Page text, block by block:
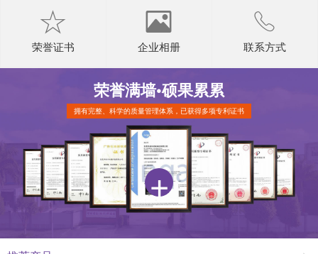
荣誉证书 企业相册 联系方式
荣誉满墙•硕果累累
拥有完整、科学的质量管理体系，已获得多项专利证书